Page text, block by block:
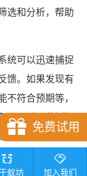
选和分析，帮助
统可以迅速捕捉
馈。如果发现有
符合预期等，
。同时，监测还
，为自身的舆情
免费试用
蚁坊 加入我们